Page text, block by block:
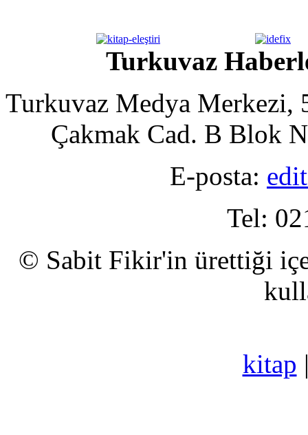
Turkuvaz
Turkuvaz Medya Merkezi,
Çakmak Cad. B Blok
E-posta:
Tel:
© Sabit Fikir'in ürettiği
kitap